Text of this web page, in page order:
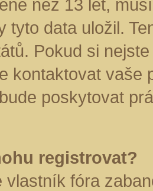
než 13 let,
tyto data uložil.
Pokud si
kontaktovat vaše
poskytovat
registrovat?
vlastník fóra